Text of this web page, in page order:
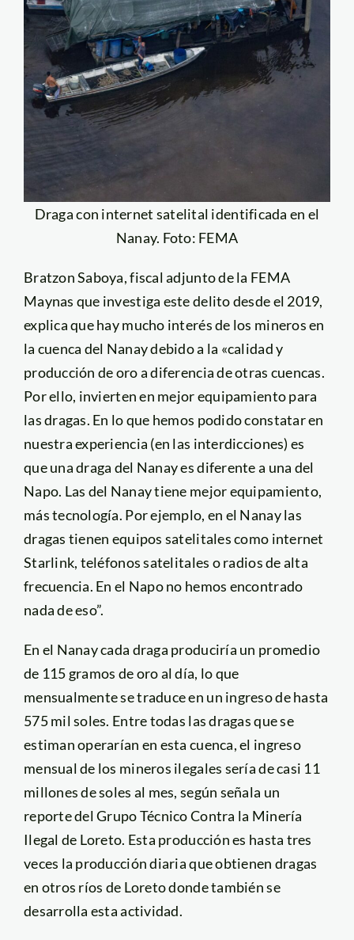
Draga con internet satelital identificada en el
Nanay. Foto: FEMA
Bratzon Saboya, fiscal adjunto de la FEMA
Maynas que investiga este delito desde el 2019,
explica que hay mucho interés de los mineros en
la cuenca del Nanay debido a la «calidad y
producción de oro a diferencia de otras cuencas.
Por ello, invierten en mejor equipamiento para
las dragas. En lo que hemos podido constatar en
nuestra experiencia (en las interdicciones) es
que una draga del Nanay es diferente a una del
Napo. Las del Nanay tiene mejor equipamiento,
más tecnología. Por ejemplo, en el Nanay las
dragas tienen equipos satelitales como internet
Starlink, teléfonos satelitales o radios de alta
frecuencia. En el Napo no hemos encontrado
nada de eso”.
En el Nanay cada draga produciría un promedio
de 115 gramos de oro al día, lo que
mensualmente se traduce en un ingreso de hasta
575 mil soles. Entre todas las dragas que se
estiman operarían en esta cuenca, el ingreso
mensual de los mineros ilegales sería de casi 11
millones de soles al mes, según señala un
reporte del Grupo Técnico Contra la Minería
Ilegal de Loreto. Esta producción es hasta tres
veces la producción diaria que obtienen dragas
en otros ríos de Loreto donde también se
desarrolla esta actividad.